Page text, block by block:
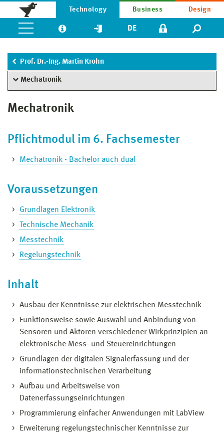
Technology Business Design
DE
Prof. Dr.-Ing. Martin Krohn
Mechatronik
Mechatronik
Pflichtmodul im 6. Fachsemester
Mechatronik - Bachelor auch dual
Voraussetzungen
Grundlagen Elektronik
Technische Mechanik
Messtechnik
Regelungstechnik
Inhalt
Ausbau der Kenntnisse zur elektrischen Messtechnik
Funktionsweise sowie Auswahl und Anbindung von
Sensoren und Aktoren verschiedener Wirkprinzipien an
elektronische Mess- und Steuereinrichtungen
Grundlagen der digitalen Signalerfassung und der
informationstechnischen Verarbeitung
Aufbau und Arbeitsweise von
Datenerfassungseinrichtungen
Programmierung einfacher Anwendungen mit LabView
Erweiterung regelungstechnischer Kenntnisse zur